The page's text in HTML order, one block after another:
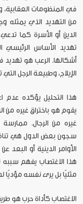
في المنظومات
من التهديد الذي يمثله
الدين أو الأسرة كما
تهديد الأساس
أشكالها. الرعب هو تهديد
الإيلاج، وطبيعة الرجل
هذا التحليل يؤكده عدم
يقوم هو باختراق غيره من
غيره من الرجال.
سجون بعض الدول هي
الأوامر الدينية أو
هذا الاغتصاب يفهم سببه
مثليًا بل يرى نفسه مؤديًا
الاغتصاب كأداة حرب هو